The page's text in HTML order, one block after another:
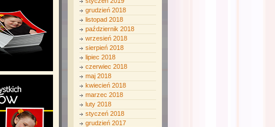
grudzień 2018
listopad 2018
październik 2018
wrzesień 2018
sierpień 2018
lipiec 2018
czerwiec 2018
maj 2018
kwiecień 2018
marzec 2018
luty 2018
styczeń 2018
grudzień 2017